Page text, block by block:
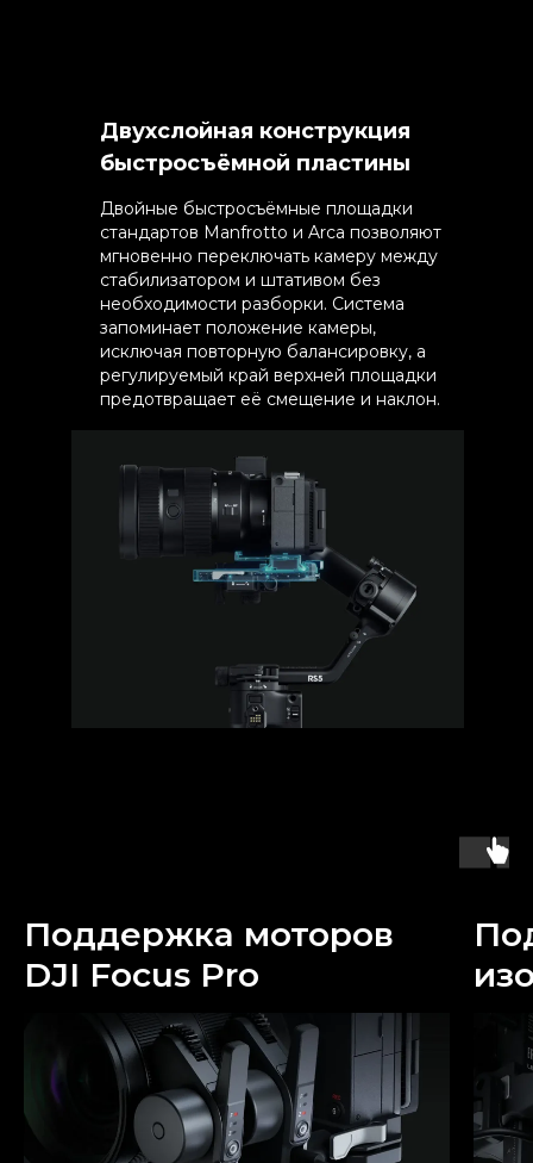
Двухслойная конструкция
быстросъёмной пластины
Двойные быстросъёмные площадки
стандартов Manfrotto и Arca позволяют
мгновенно переключать камеру между
стабилизатором и штативом без
необходимости разборки. Система
запоминает положение камеры,
исключая повторную балансировку, а
регулируемый край верхней площадки
предотвращает её смещение и наклон.
Поддержка моторов
DJI Focus Pro